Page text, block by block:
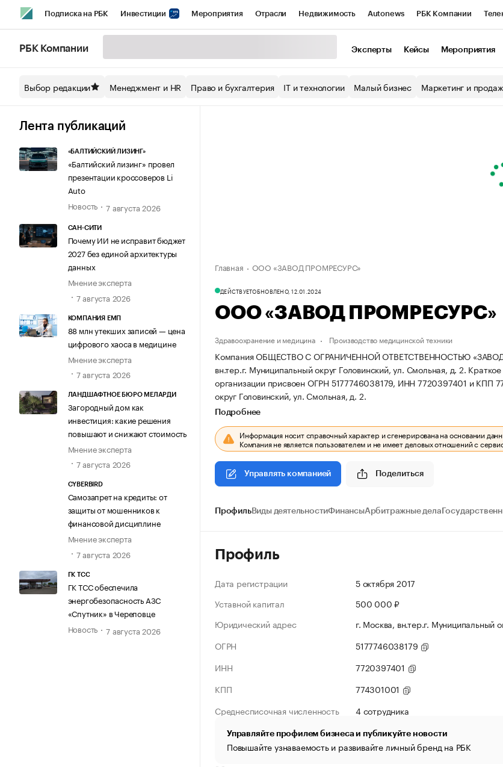
Подписка на РБК Инвестиции Мероприятия Отрасли Недвижимость Autonews РБК Компании
Спецпроекты СПб Конференции СПб Спецпроекты Экономика Бизнес
Технологии и медиа
РБК Компании Эксперты Кейсы Мероприятия
Выбор редакции Менеджмент и HR Право и бухгалтерия IT и технологии Малый бизнес Маркетинг и
Лента публикаций
«БАЛТИЙСКИЙ ЛИЗИНГ»
«Балтийский лизинг» провел
презентации кроссоверов Li
Auto
Новость
7 августа 2026
САН-СИТИ
Почему ИИ не исправит бюджет
2027 без единой архитектуры
данных
Мнение эксперта
7 августа 2026
КОМПАНИЯ ЕМП
88 млн утекших записей — цена
цифрового хаоса в медицине
Мнение эксперта
7 августа 2026
ЛАНДШАФТНОЕ БЮРО МЕЛАРДИ
Загородный дом как
инвестиция: какие решения
повышают и снижают стоимость
Мнение эксперта
7 августа 2026
CYBERBIRD
Самозапрет на кредиты: от
защиты от мошенников к
финансовой дисциплине
Мнение эксперта
7 августа 2026
ГК ТСС
ГК ТСС обеспечила
энергобезопасность АЗС
«Спутник» в Череповце
Новость
7 августа 2026
Главная ООО «ЗАВОД ПРОМРЕСУРС»
ДЕЙСТВУЕТОБНОВЛЕНО, 12.01.2024
ООО «ЗАВОД ПРОМРЕСУРС»
Здравоохранение и медицина Производство медицинской техники
Компания ОБЩЕСТВО С ОГРАНИЧЕННОЙ ОТВЕТСТВЕННОСТЬЮ «ЗАВОД
вн.тер.г. Муниципальный округ Головинский, ул. Смольная, д. 2.
организации присвоен ОГРН 5177746038179, ИНН 7720397401 и КПП
округ Головинский, ул. Смольная, д. 2.
Подробнее
Информация носит справочный характер и сгенерирована на основании
Компания не является пользователем и не имеет деловых отношений с
Управлять компанией Поделиться
ПрофильВиды деятельностиФинансыАрбитражные дела
Профиль
Дата регистрации
5 октября 2017
Уставной капитал
500 000 ₽
Юридический адрес
г. Москва, вн.тер.г. Муниципальный
ОГРН
5177746038179
ИНН
7720397401
КПП
774301001
Среднесписочная численность
4 сотрудника
Управляйте профилем бизнеса и публикуйте новости
Повышайте узнаваемость и развивайте личный бренд на РБК